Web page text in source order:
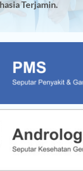
Terjamin.